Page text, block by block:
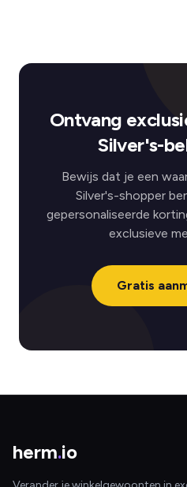
Ontvang
Silver's-
Bewijs dat je een
Silver's-shopper
gepersonaliseerde
exclusieve
Gratis
herm.io